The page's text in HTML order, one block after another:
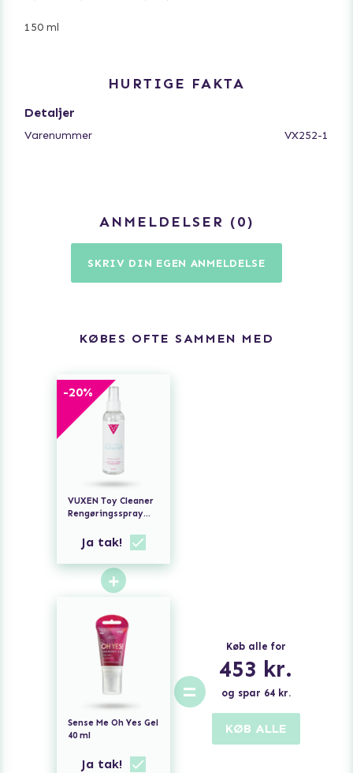
150 ml
HURTIGE FAKTA
Detaljer
Varenummer VX252-1
ANMELDELSER 0
SKRIV DIN EGEN ANMELDELSE
KØBES OFTE SAMMEN MED
-20%
VUXEN Toy Cleaner
Rengøringsspray
Ja tak!
+
Sense Me Oh Yes Gel
40 ml
Ja tak!
=
Køb alle for
453 kr.
og spar 64kr.
KØB ALLE